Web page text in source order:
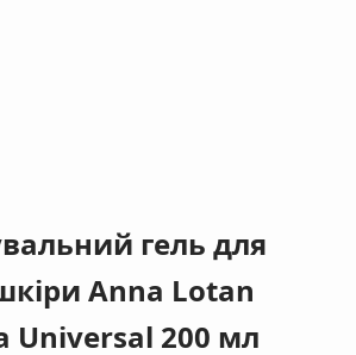
гель для
Anna Lotan
Universal 200 мл